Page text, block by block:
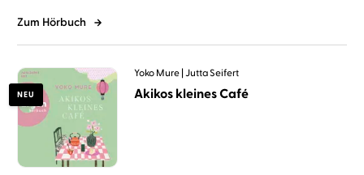
Zum Hörbuch
NEU
Yoko Mure Jutta Seifert
Akikos kleines Café